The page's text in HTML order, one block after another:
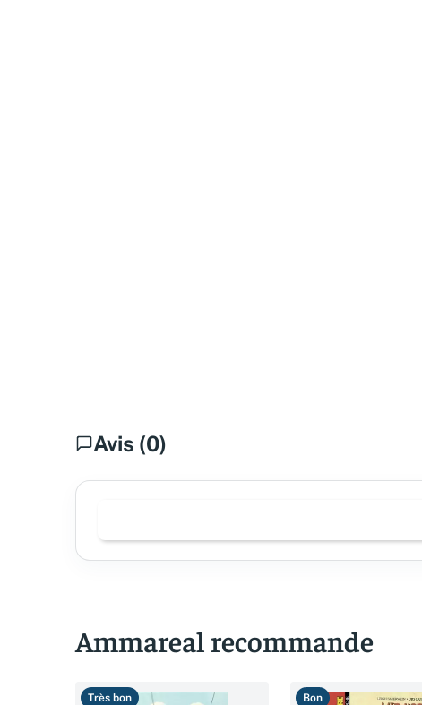
Avis (0)
Ammareal recommande
Très bon Bon